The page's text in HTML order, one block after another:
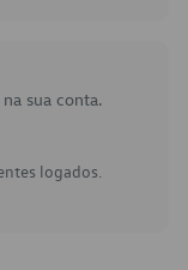
sua conta.
logados.